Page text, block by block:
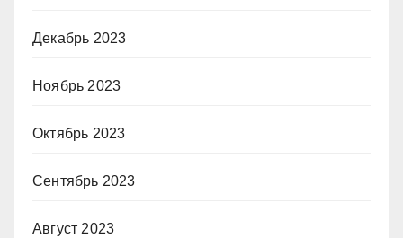
Декабрь 2023
Ноябрь 2023
Октябрь 2023
Сентябрь 2023
Август 2023